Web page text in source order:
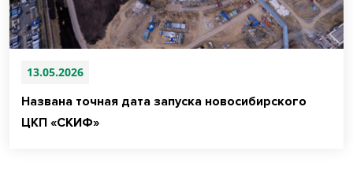
13.05.2026
Названа точная дата запуска новосибирского
ЦКП «СКИФ»